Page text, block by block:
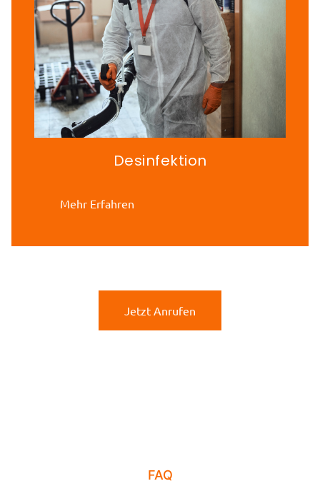
Desinfektion
Mehr Erfahren
Jetzt Anrufen
FAQ